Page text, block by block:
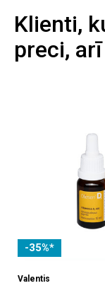
Klienti,
preci,
-35%*
Valentis